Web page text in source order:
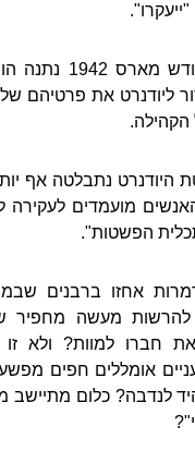
בימים הראשונים
ליודנרט את פרטיהם של
נתבלטה אף
מועמדים לעקירה
הפשטות".
אחזו ברבנים
להרשות מעשה מחפיר
חברו למוות? ולא
אומללים חפים
לנדבה? כלום מתיישב